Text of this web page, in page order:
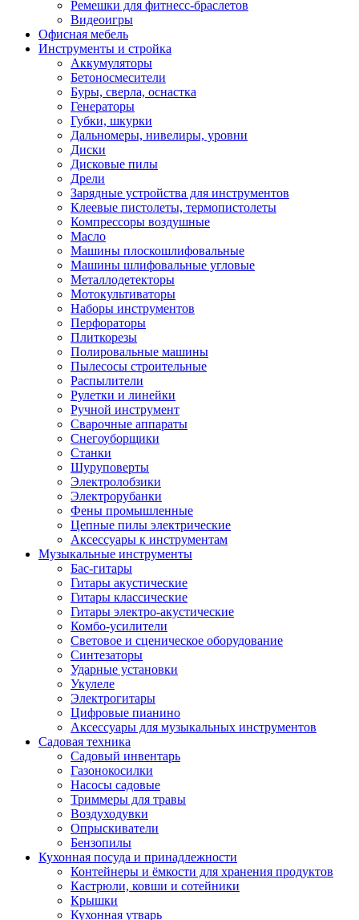
Ремешки для фитнесс-браслетов
Видеоигры
Офисная мебель
Инструменты и стройка
Аккумуляторы
Бетоносмесители
Буры, сверла, оснастка
Генераторы
Губки, шкурки
Дальномеры, нивелиры, уровни
Диски
Дисковые пилы
Дрели
Зарядные устройства для инструментов
Клеевые пистолеты, термопистолеты
Компрессоры воздушные
Масло
Машины плоскошлифовальные
Машины шлифовальные угловые
Металлодетекторы
Мотокультиваторы
Наборы инструментов
Перфораторы
Плиткорезы
Полировальные машины
Пылесосы строительные
Распылители
Рулетки и линейки
Ручной инструмент
Сварочные аппараты
Снегоуборщики
Станки
Шуруповерты
Электролобзики
Электрорубанки
Фены промышленные
Цепные пилы электрические
Аксессуары к инструментам
Музыкальные инструменты
Бас-гитары
Гитары акустические
Гитары классические
Гитары электро-акустические
Комбо-усилители
Световое и сценическое оборудование
Синтезаторы
Ударные установки
Укулеле
Электрогитары
Цифровые пианино
Аксессуары для музыкальных инструментов
Садовая техника
Садовый инвентарь
Газонокосилки
Насосы садовые
Триммеры для травы
Воздуходувки
Опрыскиватели
Бензопилы
Кухонная посуда и принадлежности
Контейнеры и ёмкости для хранения продуктов
Кастрюли, ковши и сотейники
Крышки
Кухонная утварь